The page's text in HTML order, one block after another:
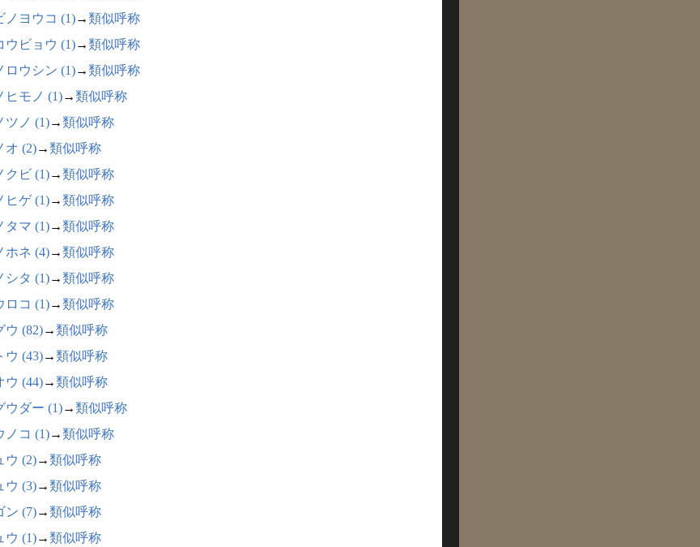
ノヨウコ (1)→類似呼称
ウビョウ (1)→類似呼称
ロウシン (1)→類似呼称
ヒモノ (1)→類似呼称
ツノ (1)→類似呼称
オ (2)→類似呼称
クビ (1)→類似呼称
ヒゲ (1)→類似呼称
タマ (1)→類似呼称
ホネ (4)→類似呼称
シタ (1)→類似呼称
ロコ (1)→類似呼称
ウ (82)→類似呼称
ウ (43)→類似呼称
ウ (44)→類似呼称
ウダー (1)→類似呼称
ノコ (1)→類似呼称
ウ (2)→類似呼称
ウ (3)→類似呼称
ン (7)→類似呼称
ウ (1)→類似呼称